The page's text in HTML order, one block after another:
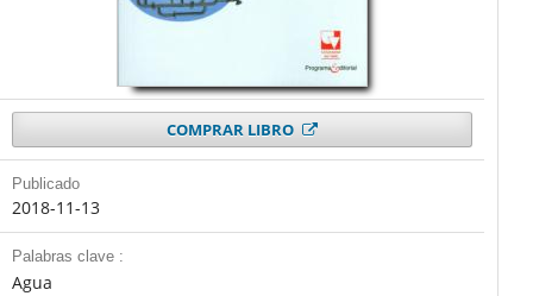
COMPRAR LIBRO
Publicado
2018-11-13
Palabras clave :
Agua